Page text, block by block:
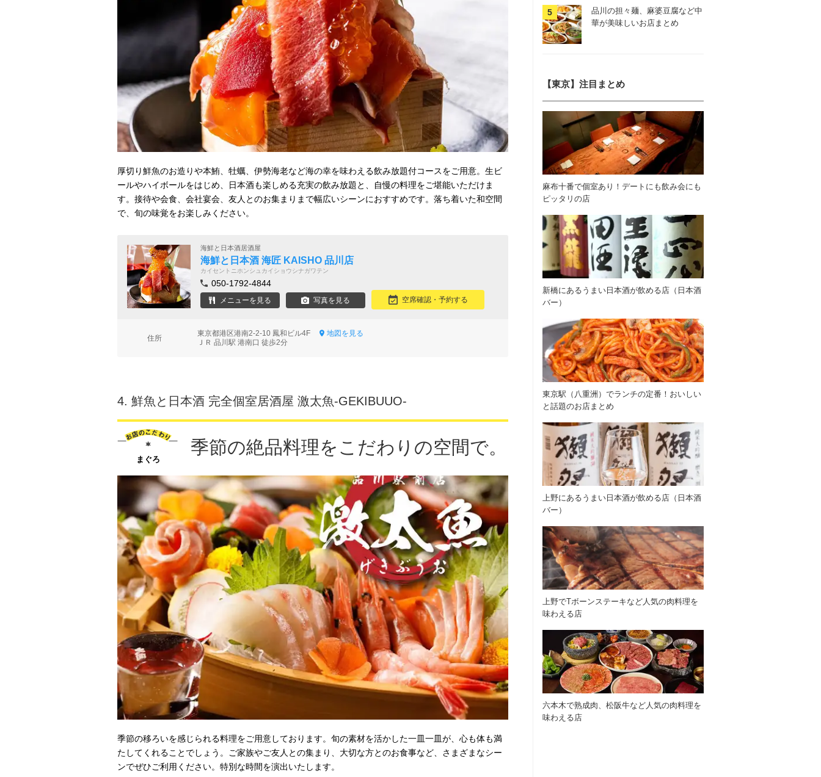
厚切り鮮魚のお造りや本鮪、牡蠣、伊勢海老など海の幸を味わえる飲み放題付コースをご用意。生ビ
ールやハイボールをはじめ、日本酒も楽しめる充実の飲み放題と、自慢の料理をご堪能いただけま
す。接待や会食、会社宴会、友人とのお集まりまで幅広いシーンにおすすめです。落ち着いた和空間
で、旬の味覚をお楽しみください。
海鮮と日本酒居酒屋
海鮮と日本酒 海匠 KAISHO 品川店
カイセントニホンシュカイショウシナガワテン
050-1792-4844
メニューを見る 写真を見る 空席確認・予約する
住所
東京都港区港南2-2-10 鳳和ビル4F
地図を見る
ＪＲ 品川駅 港南口 徒歩2分
4. 鮮魚と日本酒 完全個室居酒屋 激太魚‐GEKIBUUO‐
まぐろ
季節の絶品料理をこだわりの空間で。
季節の移ろいを感じられる料理をご用意しております。旬の素材を活かした一皿一皿が、心も体も満
たしてくれることでしょう。ご家族やご友人との集まり、大切な方とのお食事など、さまざまなシー
ンでぜひご利用ください。特別な時間を演出いたします。
品川の担々麺、麻婆豆腐など中
華が美味しいお店まとめ
【東京】注目まとめ
麻布十番で個室あり！デートにも飲み会にも
ピッタリの店
新橋にあるうまい日本酒が飲める店（日本酒
バー）
東京駅（八重洲）でランチの定番！おいしい
と話題のお店まとめ
上野にあるうまい日本酒が飲める店（日本酒
バー）
上野でTボーンステーキなど人気の肉料理を
味わえる店
六本木で熟成肉、松阪牛など人気の肉料理を
味わえる店